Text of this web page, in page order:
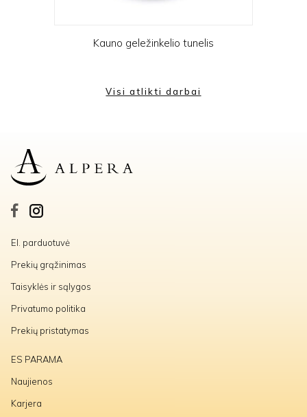
Kauno geležinkelio tunelis
Visi atlikti darbai
El. parduotuvė
Prekių grąžinimas
Taisyklės ir sąlygos
Privatumo politika
Prekių pristatymas
ES PARAMA
Naujienos
Karjera